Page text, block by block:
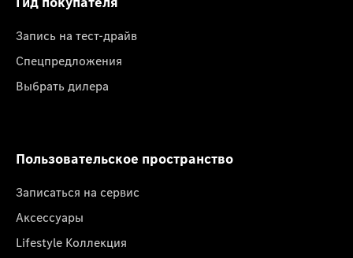
Запись на тест-драйв
Спецпредложения
Выбрать дилера
Пользовательское пространство
Записаться на сервис
Аксессуары
Lifestyle Коллекция